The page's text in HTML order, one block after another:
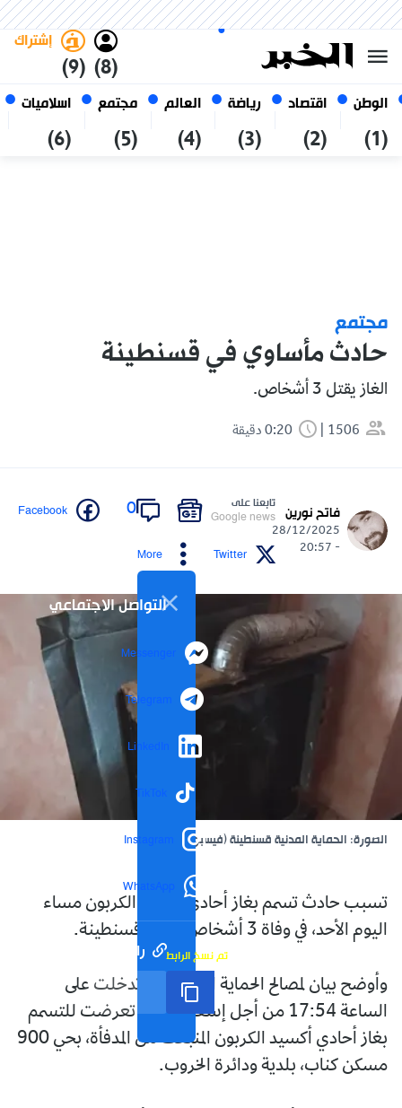
الوطن
(1)
اقتصاد
(2)
رياضة
(3)
العالم
(4)
مجتمع
(5)
اسلاميات
(6)
(8)
إشتراك
(9)
أغسطس 2026
الجزائر
مجتمع
حادث مأساوي في قسنطينة
الغاز يقتل 3 أشخاص.
1506
فاتح نورين
28/12/2025
- 20:57
تابعنا على
Google news
0
Facebook
Twitter
More
التواصل الاجتماعي
Messenger
Telegram
LinkedIn
TikTok
Instagram
WhatsApp
رابط مختصر تم نسخ الرابط
الصورة: الحماية المدنية قسنطينة (فيسبوك)
تسبب حادث تسمم بغاز أحادي أكسيد الكربون مساء
اليوم الأحد، في وفاة 3 أشخاص بولاية قسنطينة.
وأوضح بيان لمصالح الحماية المدنية، أنها تدخلت على
الساعة 17:54 من أجل إسعاف عائلة تعرضت للتسمم
بغاز أحادي أكسيد الكربون المنبعث من المدفأة، بحي 900
مسكن كناب، بلدية ودائرة الخروب.